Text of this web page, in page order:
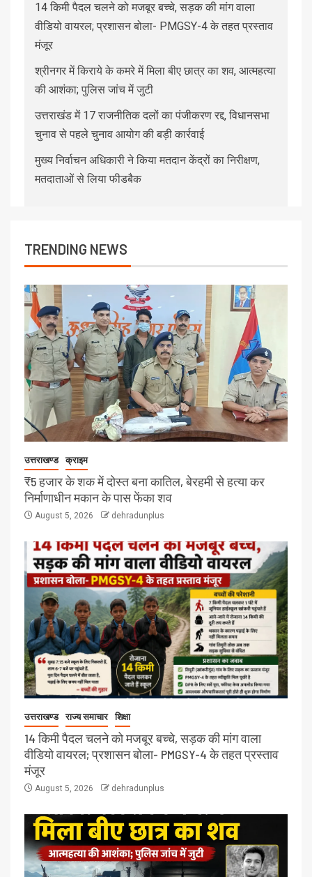
14 किमी पैदल चलने को मजबूर बच्चे, सड़क की मांग वाला
वीडियो वायरल; प्रशासन बोला- PMGSY-4 के तहत प्रस्ताव
मंजूर
श्रीनगर में किराये के कमरे में मिला बीए छात्र का शव, आत्महत्या
की आशंका; पुलिस जांच में जुटी
उत्तराखंड में 17 राजनीतिक दलों का पंजीकरण रद्द, विधानसभा
चुनाव से पहले चुनाव आयोग की बड़ी कार्रवाई
मुख्य निर्वाचन अधिकारी ने किया मतदान केंद्रों का निरीक्षण,
मतदाताओं से लिया फीडबैक
TRENDING NEWS
उत्तराखण्ड क्राइम
₹5 हजार के शक में दोस्त बना कातिल, बेरहमी से हत्या कर
निर्माणाधीन मकान के पास फेंका शव
August 5, 2026 dehradunplus
उत्तराखण्ड राज्य समाचार शिक्षा
14 किमी पैदल चलने को मजबूर बच्चे, सड़क की मांग वाला
वीडियो वायरल; प्रशासन बोला- PMGSY-4 के तहत प्रस्ताव
मंजूर
August 5, 2026 dehradunplus